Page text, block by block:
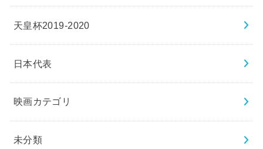
天皇杯2019-2020
日本代表
映画カテゴリ
未分類